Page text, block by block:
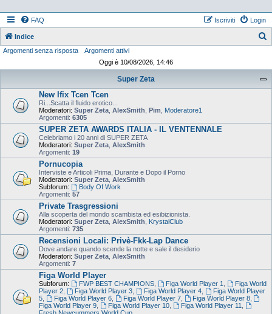
FAQ Login
Iscriviti
Indice
Argomenti senza risposta
Argomenti attivi
Oggi è 10/08/2026, 14:46
Super Zeta
New Ifix Tcen Tcen
Ri...Scatta il fluido erotico...
Moderatori: Super Zeta AlexSmith Pim
Moderatore1
Argomenti: 6305
SUPER ZETA AWARDS ITALIA - IL VENTENNALE
Celebriamo i 20 anni di SUPER ZETA
Moderatori: Super Zeta AlexSmith
Argomenti: 19
Pornucopia
Interviste e Articoli Prima, Durante e Dopo il Porno
Moderatori: Super Zeta AlexSmith
Subforum:
Body Of Work
Argomenti: 57
Private Trasgressioni
Alla scoperta del mondo scambista ed esibizionista.
Moderatori: Super Zeta AlexSmith
KrystalClub
Argomenti: 735
Recensioni Locali: Privè-Fkk-Lap Dance
Dove andare quando scende la notte e sale il desiderio
Moderatori: Super Zeta AlexSmith
Argomenti: 7
Figa World Player
Subforum: FWP BEST CHAMPIONS, Figa World Player 1
Figa World
Player 2
Figa World Player 3, Figa World Player 4,
Figa World Player
5
Figa World Player 6, Figa World Player 7, Figa World Player 8,
Figa World Player 9
Figa World Player 10, Figa World Player 11